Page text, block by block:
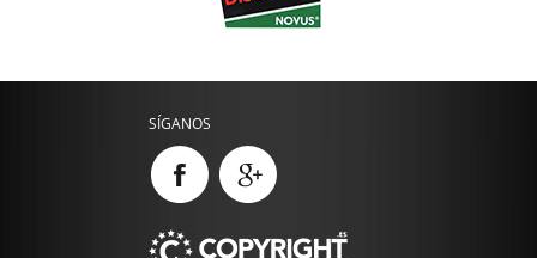
SÍGANOS